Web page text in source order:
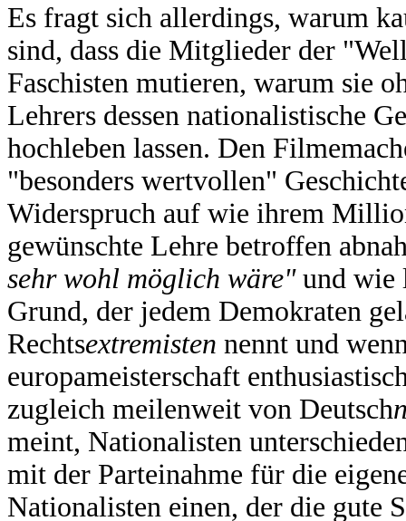
Es fragt sich allerdings, warum
sind, dass die Mitglieder der
Faschisten mutieren, warum sie
Lehrers dessen nationalistische
hochleben lassen. Den
"besonders wertvollen"
Widerspruch auf wie ihrem
gewünschte Lehre betroffen
sehr wohl möglich wäre"und wie
Grund, der jedem Demokraten
Rechtsextremisten nennt und
europameisterschaft
zugleich meilenweit von Deutsch
meint, Nationalisten
mit der Parteinahme für die
Nationalisten einen, der die gute